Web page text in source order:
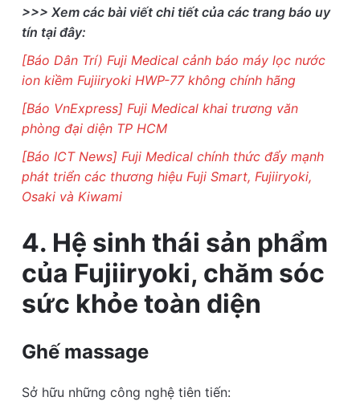
>>> Xem các bài viết chi tiết của các trang báo uy
tín tại đây:
[Báo Dân Trí) Fuji Medical cảnh báo máy lọc nước
ion kiềm Fujiiryoki HWP-77 không chính hãng
[Báo VnExpress] Fuji Medical khai trương văn
phòng đại diện TP HCM
[Báo ICT News] Fuji Medical chính thức đẩy mạnh
phát triển các thương hiệu Fuji Smart, Fujiiryoki,
Osaki và Kiwami
4. Hệ sinh thái sản phẩm
của Fujiiryoki, chăm sóc
sức khỏe toàn diện
Ghế massage
Sở hữu những công nghệ tiên tiến: